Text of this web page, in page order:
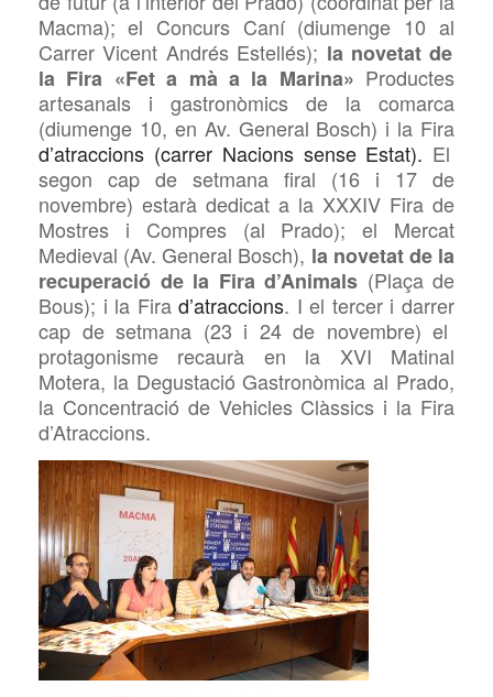
Macma); el Concurs Caní(diumenge 10al
Carrer Vicent Andrés Estellés); la novetat de
la Fira «Fet a mà a la Marina» Productes
artesanals i gastronòmics de la comarca
(diumenge 10, en Av. General Bosch) i la Fira
d’atraccions (carrer Nacions sense Estat). El
segon cap de setmana firal (16 i 17 de
novembre) estarà dedicat a la XXXIV Fira de
Mostres i Compres (al Prado); el Mercat
Medieval (Av. General Bosch), la novetat de la
recuperació de la Fira d’Animals (Plaça de
Bous); i la Firad’atraccions. I el tercer idarrer
cap de setmana (23 i 24 de novembre) el
protagonisme recaurà en la XVI Matinal
Motera, la Degustació Gastronòmica al Prado,
la Concentració de Vehicles Clàssics i la Fira
d’Atraccions.